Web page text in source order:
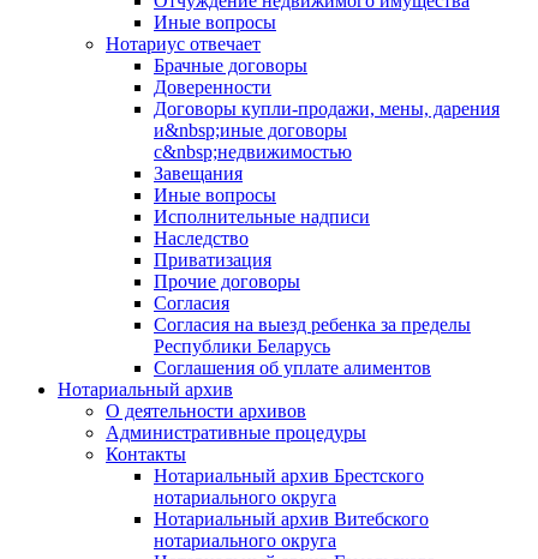
Иные вопросы
Нотариус отвечает
Брачные договоры
Доверенности
Договоры купли-продажи, мены, дарения
и&nbsp;иные договоры
с&nbsp;недвижимостью
Завещания
Иные вопросы
Исполнительные надписи
Наследство
Приватизация
Прочие договоры
Согласия
Согласия на выезд ребенка за пределы
Республики Беларусь
Соглашения об уплате алиментов
Нотариальный архив
О деятельности архивов
Административные процедуры
Контакты
Нотариальный архив Брестского
нотариального округа
Нотариальный архив Витебского
нотариального округа